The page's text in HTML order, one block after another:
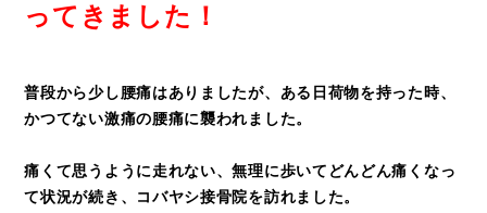
ってきました！
普段から少し腰痛はありましたが、ある日荷物を持った時、
かつてない激痛の腰痛に襲われました。
痛くて思うように走れない、無理に歩いてどんどん痛くなっ
て状況が続き、コバヤシ接骨院を訪れました。